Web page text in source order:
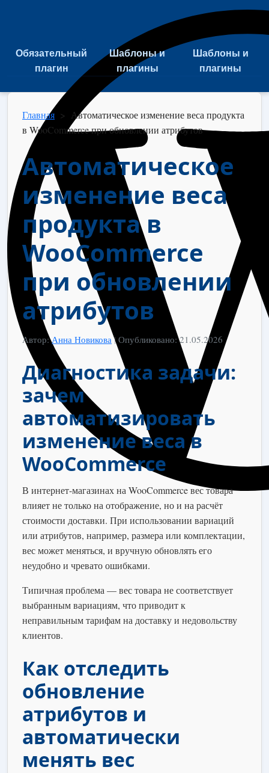
Обязательный
плагин
Шаблоны и
плагины
Шаблоны и
плагины
Главная >
Автоматическое изменение веса продукта
в WooCommerce при обновлении атрибутов
Автоматическое
изменение веса
продукта в
WooCommerce
при обновлении
атрибутов
Автор:Анна Новикова | Опубликовано: 21.05.2026
Диагностика задачи:
зачем
автоматизировать
изменение веса в
WooCommerce
В интернет-магазинах на WooCommerce вес товара
влияет не только на отображение, но и на расчёт
стоимости доставки. При использовании вариаций
или атрибутов, например, размера или комплектации,
вес может меняться, и вручную обновлять его
неудобно и чревато ошибками.
Типичная проблема — вес товара не соответствует
выбранным вариациям, что приводит к
неправильным тарифам на доставку и недовольству
клиентов.
Как отследить
обновление
атрибутов и
автоматически
менять вес